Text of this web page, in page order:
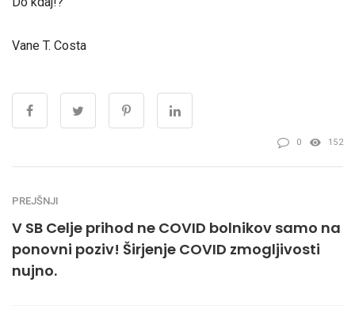
Vane T. Costa
0 152
PREJŠNJI
V SB Celje prihod ne COVID bolnikov samo na
ponovni poziv! Širjenje COVID zmogljivosti
nujno.